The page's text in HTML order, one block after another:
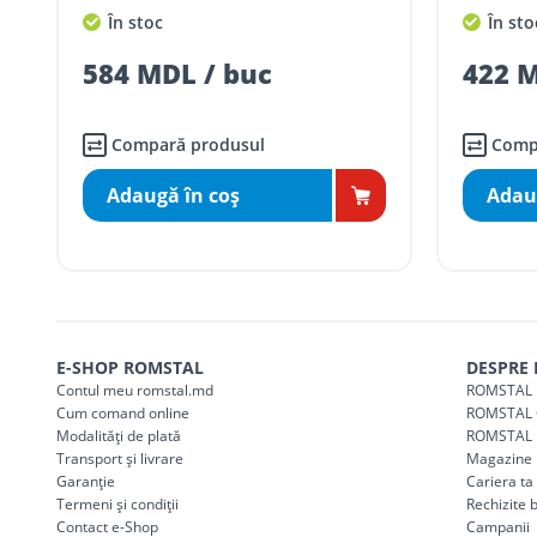
(comanda online, comanda
(comanda online, comanda
În stoc
584 MDL / buc
Compară produsul
Adaugă în coş
În
422
E-SHOP ROMSTAL
Contul meu romstal.md
Cum comand online
Modalități de plată
Transport și livrare
Garanție
Termeni și condiții
Contact e-Shop
Magazine
Cariera ta
Rechizite
Campanii